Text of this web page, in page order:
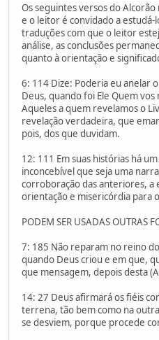
Os seguintes versos do
e o leitor é convidado a
traduções com que o leitor
análise, as conclusões
quanto à orientação e
6: 114 Dize: Poderia eu anelar
Deus, quando foi Ele Quem
Aqueles a quem revelamos o
revelação verdadeira, que
pois, dos que duvidam.
12: 111 Em suas histórias há
inconcebível que seja uma
corroboração das anteriores, a
orientação e misericórdia para
PODEM SER USADAS OUTRAS
7: 185 Não reparam no reino
quando Deus criou e em que,
que mensagem, depois desta
14: 27 Deus afirmará os fiéis
terrena, tão bem como na
se desviem, porque procede